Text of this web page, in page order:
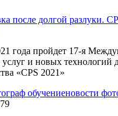
после долгой разлуки.
года пройдет 17-я
услуг и новых технологий
«CPS 2021»
обучениеновости
79